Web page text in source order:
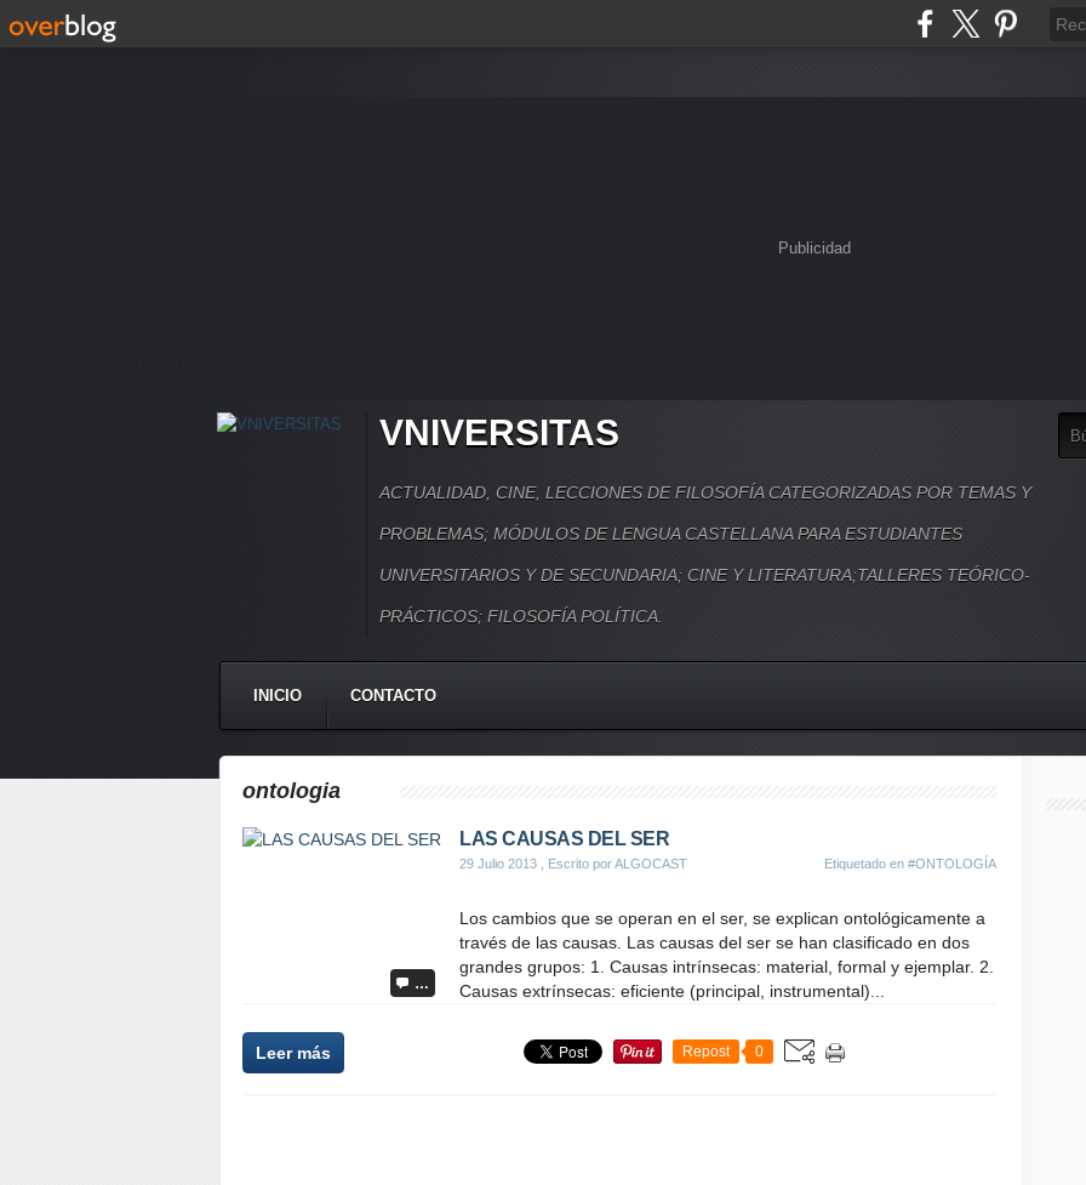
Publicidad
VNIVERSITAS
ACTUALIDAD, CINE, LECCIONES DE FILOSOFÍA CATEGORIZADAS POR TEMAS Y
PROBLEMAS; MÓDULOS DE LENGUA CASTELLANA PARA ESTUDIANTES
UNIVERSITARIOS Y DE SECUNDARIA; CINE Y LITERATURA;TALLERES TEÓRICO-
PRÁCTICOS; FILOSOFÍA POLÍTICA.
INICIO CONTACTO
ontologia
…
LAS CAUSAS DEL SER
29 Julio 2013 , Escrito por ALGOCAST Etiquetado en #ONTOLOGÍA
Los cambios que se operan en el ser, se explican ontológicamente a
través de las causas. Las causas del ser se han clasificado en dos
grandes grupos: 1. Causas intrínsecas: material, formal y ejemplar. 2.
Causas extrínsecas: eficiente (principal, instrumental)...
Leer más Repost 0